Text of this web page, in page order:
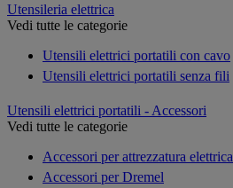
Utensileria elettrica
Vedi tutte le categorie
Utensili elettrici portatili con cavo
Utensili elettrici portatili senza fili
Utensili elettrici portatili - Accessori
Vedi tutte le categorie
Accessori per attrezzatura elettrica
Accessori per Dremel